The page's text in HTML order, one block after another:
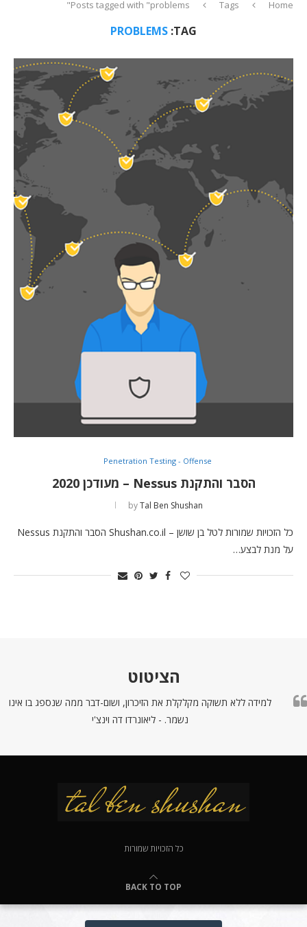
Home
Tags
Posts tagged with "problems"
TAG:
PROBLEMS
Penetration Testing - Offense
הסבר והתקנת Nessus – מעודכן 2020
byTal Ben Shushan
כל הזכויות שמורות לטל בן שושן – Shushan.co.il הסבר והתקנת Nessus
על מנת לבצע…
הציטוט
למידה ללא תשוקה מקלקלת את הזיכרון, ושום-דבר ממה שנספג בו אינו
נשמר. - ליאונרדו דה וינצ'י
כל הזכויות שמורות
BACK TO TOP